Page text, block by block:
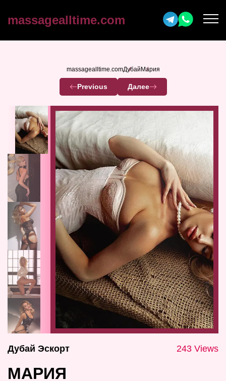
massagealltime.com
massagealltime.comДубай Мария
Previous Далее
Дубай Эскорт 243 Views
МАРИЯ